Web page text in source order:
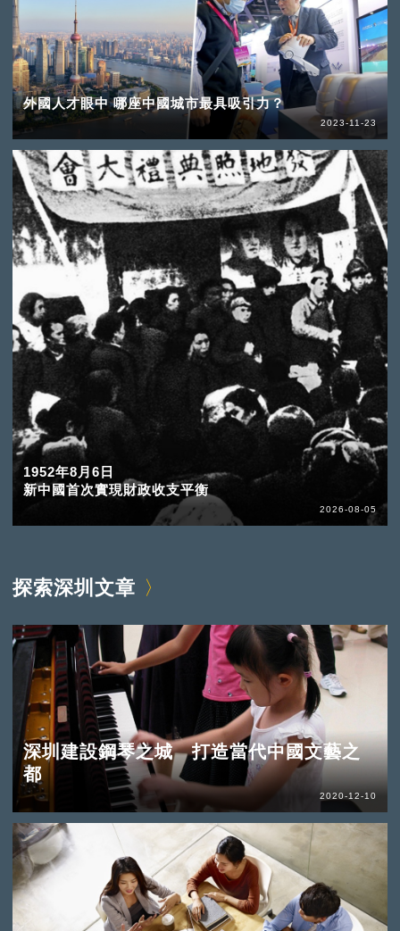
外國人才眼中 哪座中國城市最具吸引力？
2023-11-23
1952年8月6日
新中國首次實現財政收支平衡
2026-08-05
探索深圳文章
深圳建設鋼琴之城 打造當代中國文藝之
都
2020-12-10